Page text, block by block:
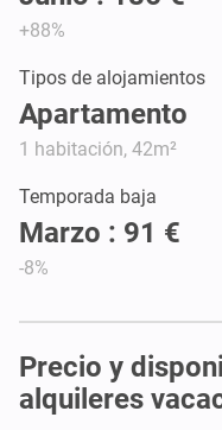
+88%
Tipos de alojamientos
Apartamento
1 habitación, 42m²
Temporada baja
Marzo : 91 €
-8%
Precio y
alquileres